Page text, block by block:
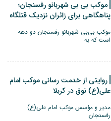
موکب بی بی شهربانو رفسنجان؛
پناهگاهی برای زائران نزدیک قتلگاه
موکب بی‌بی شهربانو رفسنجان دو دهه
است که به‌
روایتی از خدمت رسانی موکب امام
علی(ع) نوق در کربلا
مدیر و مؤسس موکب امام علی(ع)
رفسنجان